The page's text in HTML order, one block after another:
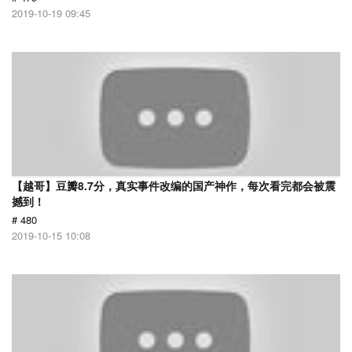
2019-10-19 09:45
【越哥】豆瓣8.7分，真实事件改编的国产神作，每次看完都会被震
撼到！
# 480
2019-10-15 10:08